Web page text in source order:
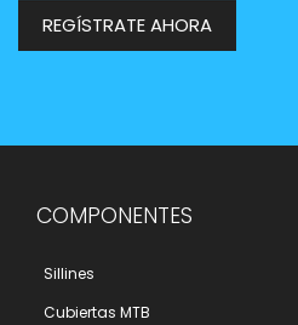
REGÍSTRATE AHORA
COMPONENTES
Sillines
Cubiertas MTB